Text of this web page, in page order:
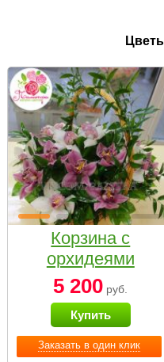
Заказать в один клик
Корзина с
орхидеями
малая
5 200 руб.
Купить